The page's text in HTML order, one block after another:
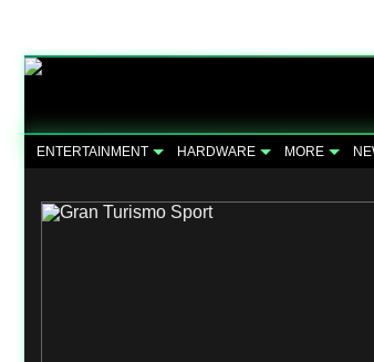
ENTERTAINMENT HARDWARE MORE